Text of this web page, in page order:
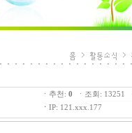
ㆍ추천: 0 ㆍ조회: 13251
ㆍ IP: 121.xxx.177